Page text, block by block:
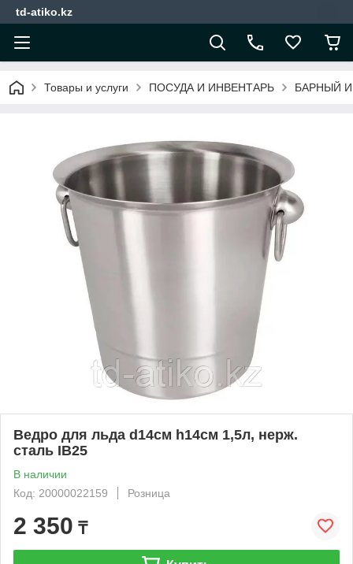
td-atiko.kz
Товары и услуги ПОСУДА И ИНВЕНТАРЬ БАРНЫЙ
Ведро для льда d14см h14см 1,5л, нерж.
сталь IB25
В наличии
Код: 20000022159
Розница
2 350 ₸